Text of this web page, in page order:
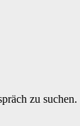
zu suchen.